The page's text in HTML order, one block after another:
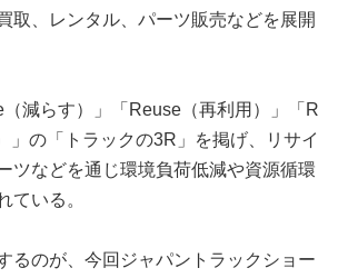
取、レンタル、パーツ販売などを展開
減らす）」「Reuse（再利用）」「R
」の「トラックの3R」を掲げ、リサイ
ツなどを通じ環境負荷低減や資源循環
ている。
るのが、今回ジャパントラックショー